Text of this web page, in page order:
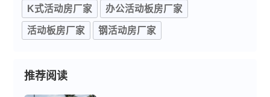
K式活动房厂家 办公活动板房厂家
活动板房厂家 钢活动房厂家
推荐阅读